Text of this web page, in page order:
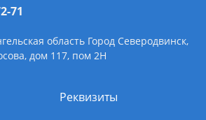
71
область Город Северодвинск,
дом 117, пом 2Н
Реквизиты